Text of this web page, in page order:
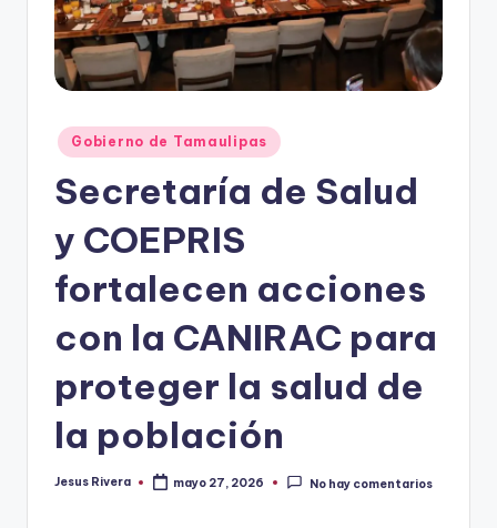
Publicado
en
Gobierno de Tamaulipas
Secretaría de Salud
y COEPRIS
fortalecen acciones
con la CANIRAC para
proteger la salud de
la población
Publicado
Jesus Rivera mayo 27, 2026 No hay comentarios